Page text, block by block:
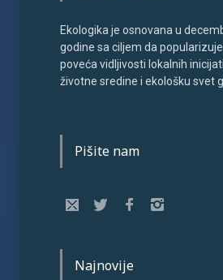
Ekologika je osnovana u
godine sa ciljem da
poveća vidljivosti lokalnih
životne sredine i ekološku svet
Pišite nam
Najnovije